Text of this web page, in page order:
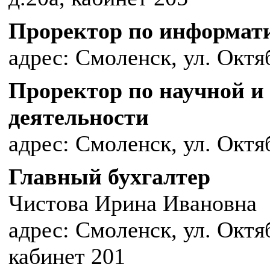
Проректор по
адрес: Смоленск, ул.
Проректор по научной и
деятельности
адрес: Смоленск, ул.
Главный бухгалтер
Чистова Ирина Ивановна
адрес: Смоленск, ул.
кабинет 201